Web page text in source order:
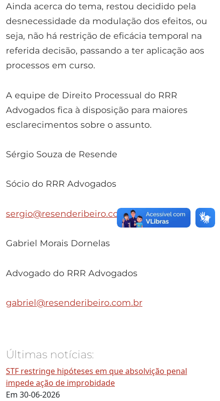
Ainda acerca do tema, restou decidido pela
desnecessidade da modulação dos efeitos, ou
seja, não há restrição de eficácia temporal na
referida decisão, passando a ter aplicação aos
processos em curso.
A equipe de Direito Processual do RRR
Advogados fica à disposição para maiores
esclarecimentos sobre o assunto.
Sérgio Souza de Resende
Sócio do RRR Advogados
sergio@resenderibeiro.com.br
Gabriel Morais Dornelas
Advogado do RRR Advogados
gabriel@resenderibeiro.com.br
Últimas notícias:
STF restringe hipóteses em que absolvição penal
impede ação de improbidade
Em 30-06-2026